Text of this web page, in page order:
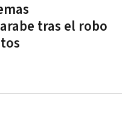
tras el robo